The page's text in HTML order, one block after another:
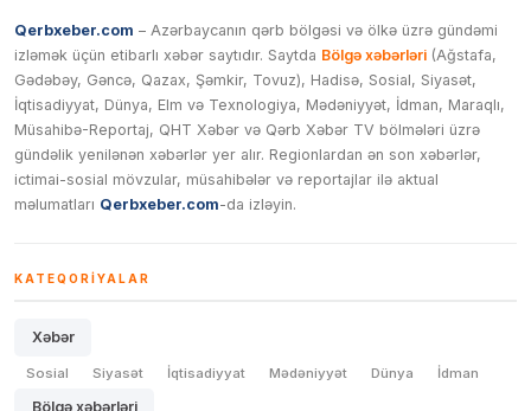
Qerbxeber.com – Azərbaycanın qərb bölgəsi və ölkə üzrə gündəmi
izləmək üçün etibarlı xəbər saytıdır. Saytda Bölgə xəbərləri (Ağstafa,
Gədəbəy, Gəncə, Qazax, Şəmkir, Tovuz), Hadisə, Sosial, Siyasət,
İqtisadiyyat, Dünya, Elm və Texnologiya, Mədəniyyət, İdman, Maraqlı,
Müsahibə-Reportaj, QHT Xəbər və Qərb Xəbər TV bölmələri üzrə
gündəlik yenilənən xəbərlər yer alır. Regionlardan ən son xəbərlər,
ictimai-sosial mövzular, müsahibələr və reportajlar ilə aktual
məlumatları Qerbxeber.com-da izləyin.
KATEQORIYALAR
Xəbər
Sosial Siyasət İqtisadiyyat Mədəniyyət Dünya İdman
Bölgə xəbərləri